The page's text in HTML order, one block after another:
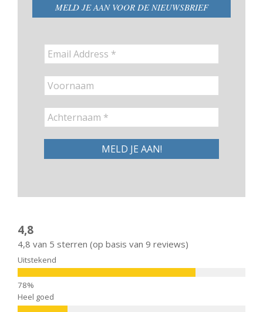
MELD JE AAN VOOR DE NIEUWSBRIEF
4,8
4,8 van 5 sterren (op basis van 9 reviews)
Uitstekend
Heel goed